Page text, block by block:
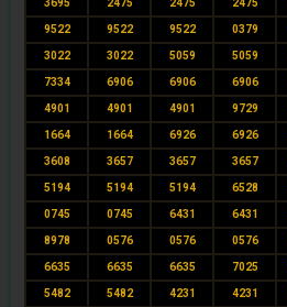
3695 2475 2475 2475
9522 9522 9522 0379
3022 3022 5059 5059
7334 6906 6906 6906
4901 4901 4901 9729
1664 1664 6926 6926
3608 3657 3657 3657
5194 5194 5194 6528
0745 0745 6431 6431
8978 0576 0576 0576
6635 6635 6635 7025
5482 5482 4231 4231